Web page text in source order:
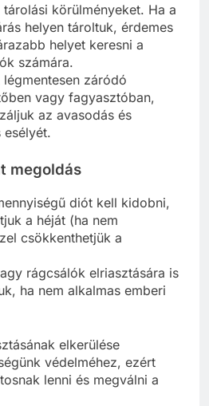
körülményeket. Ha a
helyen tároltuk, érdemes
helyet keresni a
számára.
záródó
vagy fagyasztóban,
az avasodás és
esélyét.
megoldás
diót kell kidobni,
a héját (ha nem
csökkenthetjük a
rágcsálók elriasztására is
ha nem alkalmas emberi
elkerülése
védelméhez, ezért
lenni és megválni a